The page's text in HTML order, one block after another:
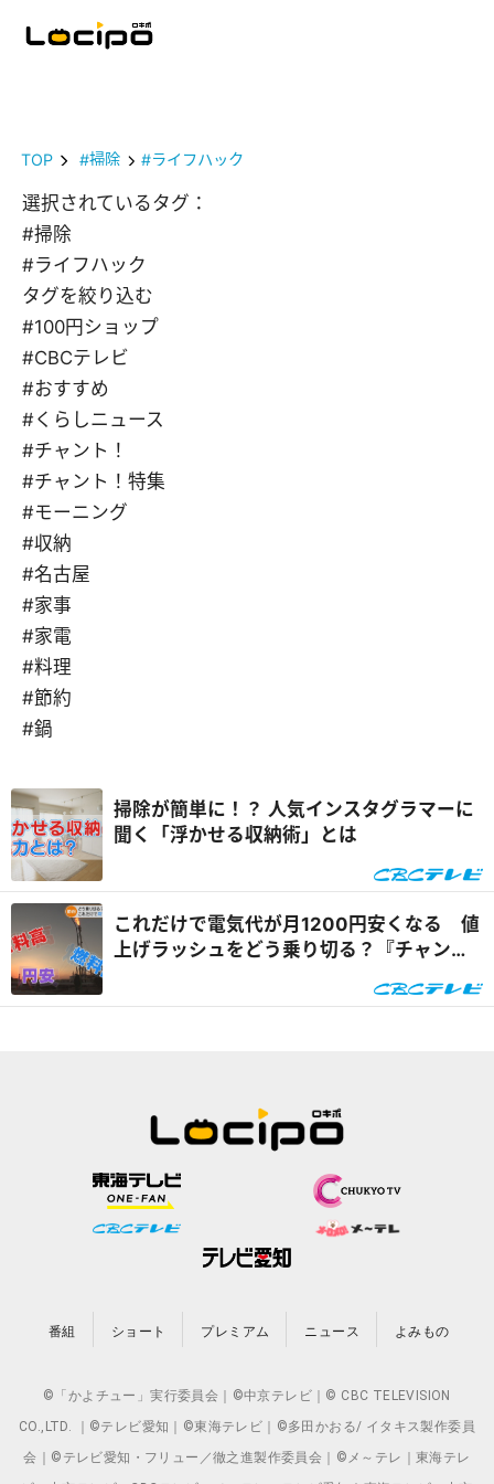
TOP #掃除 #ライフハック
選択されているタグ：
#掃除
#ライフハック
タグを絞り込む
#100円ショップ
#CBCテレビ
#おすすめ
#くらしニュース
#チャント！
#チャント！特集
#モーニング
#収納
#名古屋
#家事
#家電
#料理
#節約
#鍋
掃除が簡単に！？ 人気インスタグラマーに
聞く「浮かせる収納術」とは
これだけで電気代が月1200円安くなる 値
上げラッシュをどう乗り切る？『チャン
番組 ショート プレミアム ニュース よみもの
©「かよチュー」実行委員会｜©中京テレビ｜© CBC TELEVISION
CO.,LTD. ｜©テレビ愛知｜©東海テレビ｜©多田かおる/ イタキス製作委員
会｜©テレビ愛知・フリュー／徹之進製作委員会｜©メ～テレ｜東海テレ